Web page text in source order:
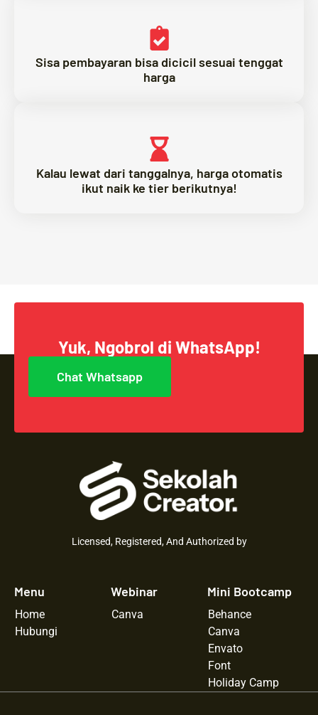
Sisa pembayaran bisa dicicil sesuai tenggat
harga
Kalau lewat dari tanggalnya, harga otomatis
ikut naik ke tier berikutnya!
Yuk, Ngobrol di WhatsApp!
Chat Whatsapp
Licensed, Registered, And Authorized by
Menu
Home
Hubungi
Webinar
Canva
Mini Bootcamp
Behance
Canva
Envato
Font
Holiday Camp